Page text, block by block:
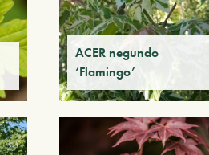
ACER negundo
‘Flamingo’